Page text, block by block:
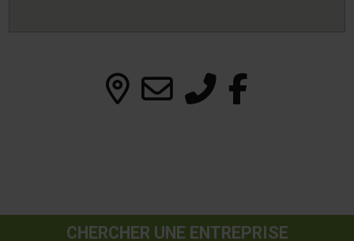
CHERCHER UNE ENTREPRISE